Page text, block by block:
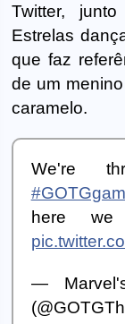
Twitter,
Estrelas
que faz
de um
caramelo.
We're
here
—